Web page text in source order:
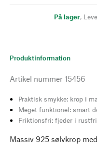
På lager,
Produktinformation
Artikel nummer 15456
Praktisk smykke: krop i
Meget funktionel: smart
Friktionsfri: fjeder i
Massiv 925 sølvkrop